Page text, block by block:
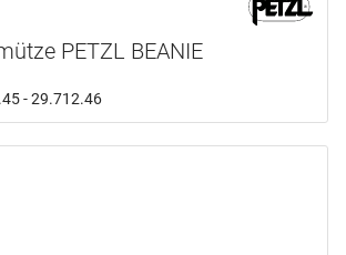
PETZL BEANIE
- 29.712.46